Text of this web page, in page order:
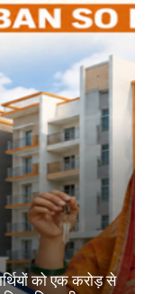
को एक करोड़ से